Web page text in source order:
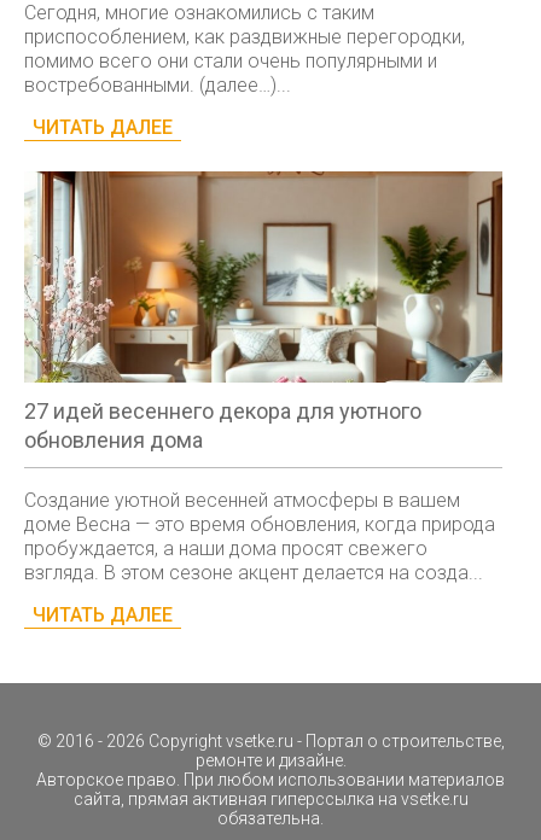
Сегодня, многие ознакомились с таким
приспособлением, как раздвижные перегородки,
помимо всего они стали очень популярными и
востребованными. (далее…)...
ЧИТАТЬ ДАЛЕЕ
27 идей весеннего декора для уютного
обновления дома
Создание уютной весенней атмосферы в вашем
доме Весна — это время обновления, когда природа
пробуждается, а наши дома просят свежего
взгляда. В этом сезоне акцент делается на созда...
ЧИТАТЬ ДАЛЕЕ
© 2016 - 2026 Copyrightvsetke.ru - Портал о строительстве,
ремонте и дизайне.
Авторское право. При любом использовании материалов
сайта, прямая активная гиперссылка на vsetke.ru
обязательна.